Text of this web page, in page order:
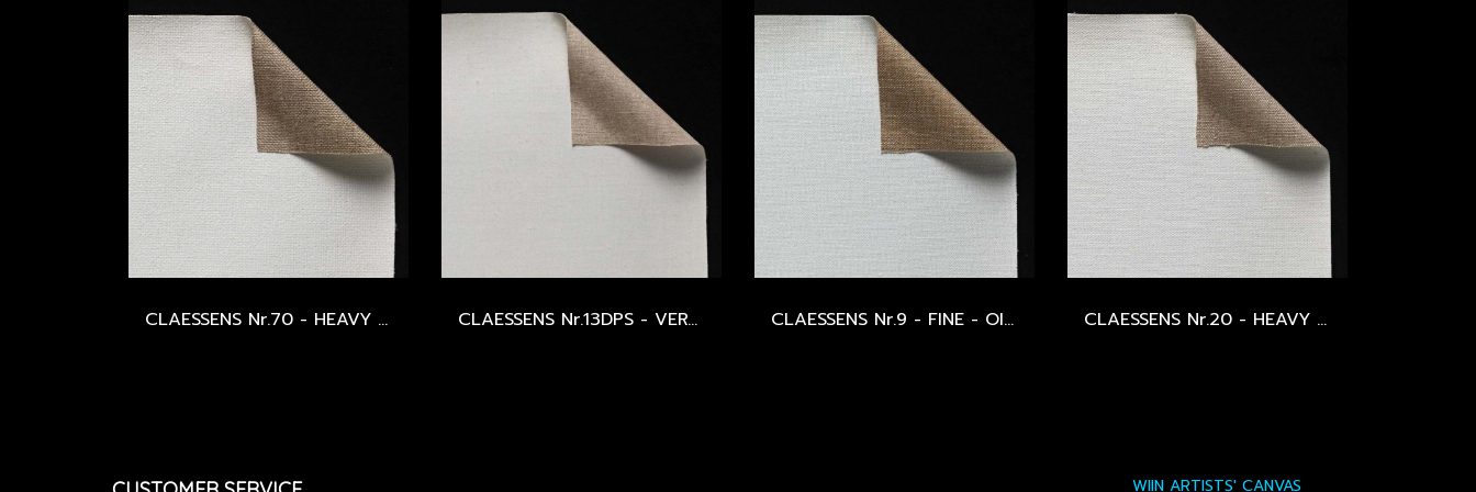
CLAESSENS Nr.70 - HEAVY - OIL PRIMED CLAESSENS Nr.13DPS - VERY FINE - OIL PRIMED CLAESSENS Nr.9 - FINE - OIL PRIMED CLAESSENS Nr.20 - HEAVY - OIL PRIMED
WIIN ARTISTS' CANVAS